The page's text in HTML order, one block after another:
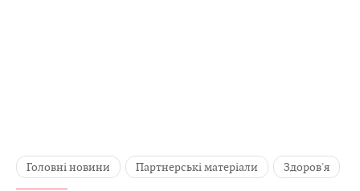
Головні новини Партнерські матеріали Здоров'я